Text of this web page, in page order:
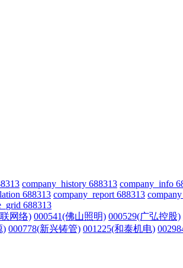
company_history 688313 company_info
688313 company_report 688313
688313
网络) 000541(佛山照明) 000529(广弘控股)
) 000778(新兴铸管) 001225(和泰机电)